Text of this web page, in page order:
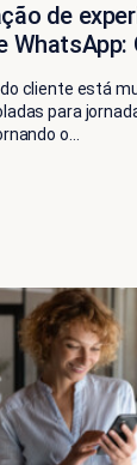
de
WhatsApp:
cliente está
para
o...